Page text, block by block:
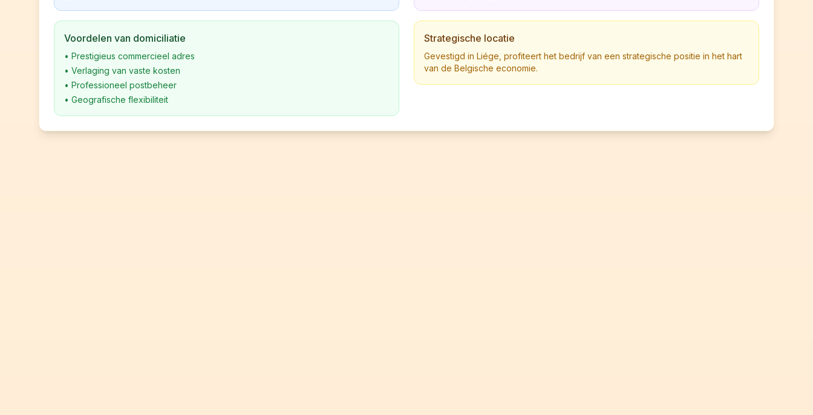
Voordelen van domiciliatie
• Prestigieus commercieel adres
• Verlaging van vaste kosten
• Professioneel postbeheer
• Geografische flexibiliteit
Strategische locatie
Gevestigd in Liége, profiteert het bedrijf van een strategische positie in het hart
van de Belgische economie.